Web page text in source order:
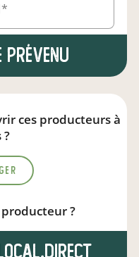
prévenu
ces producteurs à
?
?